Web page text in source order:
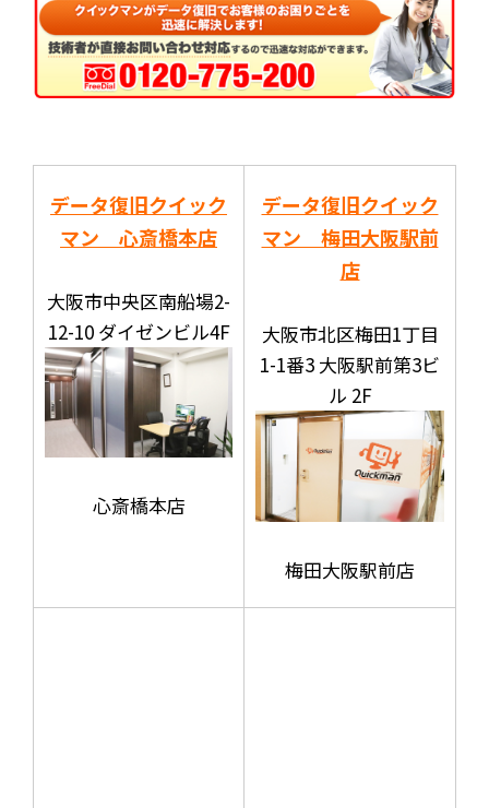
データ復旧クイック
マン 心斎橋本店
大阪市中央区南船場2-
12-10 ダイゼンビル4F
心斎橋本店
データ復旧クイック
マン 梅田大阪駅前
店
大阪市北区梅田1丁目
1-1番3 大阪駅前第3ビ
ル 2F
梅田大阪駅前店